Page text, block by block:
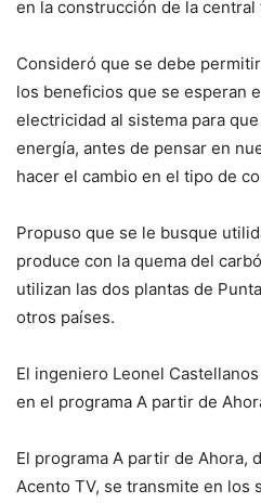
en la construcción de la
Consideró que se debe
los beneficios que se esperan
electricidad al sistema para
energía, antes de pensar en
hacer el cambio en el tipo de
Propuso que se le busque
produce con la quema del
utilizan las dos plantas de
otros países.
El ingeniero Leonel
en el programa A partir de
El programa A partir de Ahora,
Acento TV, se transmite en los